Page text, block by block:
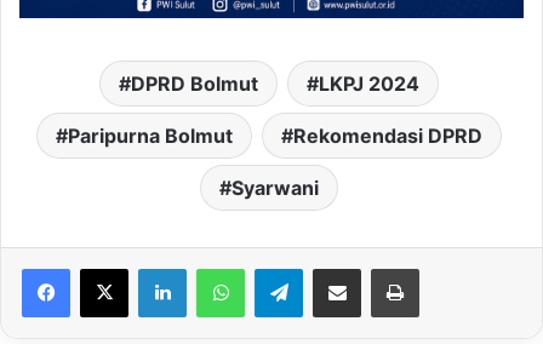
DPRD Bolmut LKPJ 2024
Paripurna Bolmut Rekomendasi DPRD
Syarwani
Telegram